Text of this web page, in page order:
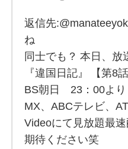
返信先
ね エ、 距
同士でも？ 本日、放
『違国日記』 【第8
BS朝日 23：00よ
MX、ABCテレビ、
Videoにて見放題
期待ください笑